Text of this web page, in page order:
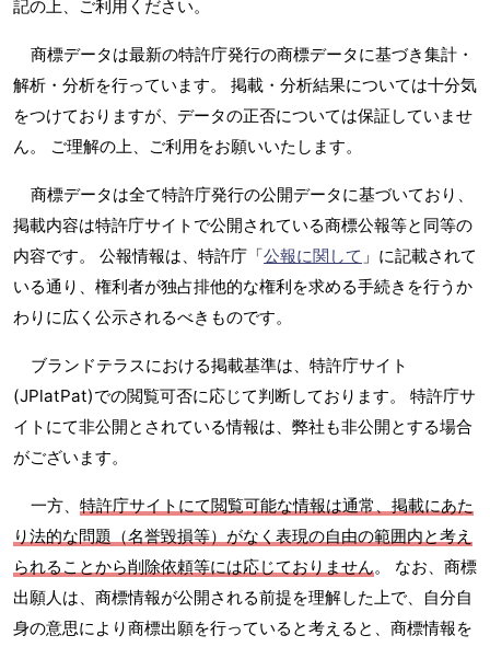
記の上、ご利用ください。
商標データは最新の特許庁発行の商標データに基づき集計・
解析・分析を行っています。 掲載・分析結果については十分気
をつけておりますが、データの正否については保証していませ
ん。 ご理解の上、ご利用をお願いいたします。
商標データは全て特許庁発行の公開データに基づいており、
掲載内容は特許庁サイトで公開されている商標公報等と同等の
内容です。 公報情報は、特許庁「公報に関して 」に記載されて
いる通り、権利者が独占排他的な権利を求める手続きを行うか
わりに広く公示されるべきものです。
ブランドテラスにおける掲載基準は、特許庁サイト
(JPlatPat)での閲覧可否に応じて判断しております。 特許庁サ
イトにて非公開とされている情報は、弊社も非公開とする場合
がございます。
一方、 特許庁サイトにて閲覧可能な情報は通常、掲載にあた
り法的な問題（名誉毀損等）がなく表現の自由の範囲内と考え
られることから削除依頼等には応じておりません。 なお、商標
出願人は、商標情報が公開される前提を理解した上で、自分自
身の意思により商標出願を行っていると考えると、商標情報を